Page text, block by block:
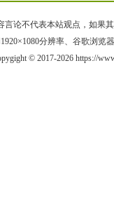
言论不代表本站观点，如果
分辨率、谷歌浏览
© 2017-2026 https://